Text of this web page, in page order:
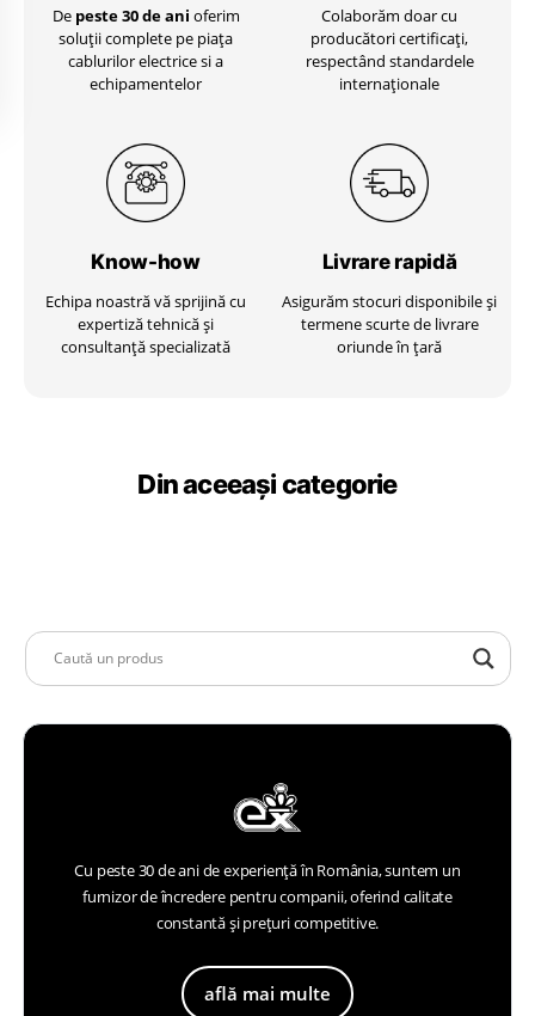
De peste 30 de ani oferim
soluții complete pe piața
cablurilor electrice si a
echipamentelor
Colaborăm doar cu
producători certificați,
respectând standardele
internaționale
Know-how
Echipa noastră vă sprijină cu
expertiză tehnică și
consultanță specializată
Livrare rapidă
Asigurăm stocuri disponibile și
termene scurte de livrare
oriunde în țară
Din aceeași categorie
Cu peste 30 de ani de experiență în România, suntem un
furnizor de încredere pentru companii, oferind calitate
constantă și prețuri competitive.
află mai multe